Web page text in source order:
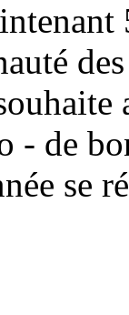
- de
se